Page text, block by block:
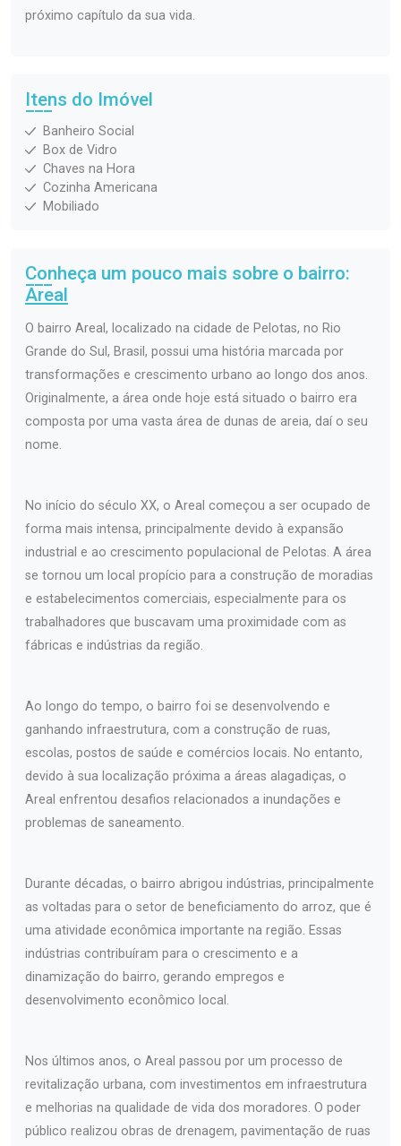
próximo capítulo da sua vida.
Itens do Imóvel
Banheiro Social
Box de Vidro
Chaves na Hora
Cozinha Americana
Mobiliado
Conheça um pouco mais sobre o bairro:
Areal
O bairro Areal, localizado na cidade de Pelotas, no Rio
Grande do Sul, Brasil, possui uma história marcada por
transformações e crescimento urbano ao longo dos anos.
Originalmente, a área onde hoje está situado o bairro era
composta por uma vasta área de dunas de areia, daí o seu
nome.
No início do século XX, o Areal começou a ser ocupado de
forma mais intensa, principalmente devido à expansão
industrial e ao crescimento populacional de Pelotas. A área
se tornou um local propício para a construção de moradias
e estabelecimentos comerciais, especialmente para os
trabalhadores que buscavam uma proximidade com as
fábricas e indústrias da região.
Ao longo do tempo, o bairro foi se desenvolvendo e
ganhando infraestrutura, com a construção de ruas,
escolas, postos de saúde e comércios locais. No entanto,
devido à sua localização próxima a áreas alagadiças, o
Areal enfrentou desafios relacionados a inundações e
problemas de saneamento.
Durante décadas, o bairro abrigou indústrias, principalmente
as voltadas para o setor de beneficiamento do arroz, que é
uma atividade econômica importante na região. Essas
indústrias contribuíram para o crescimento e a
dinamização do bairro, gerando empregos e
desenvolvimento econômico local.
Nos últimos anos, o Areal passou por um processo de
revitalização urbana, com investimentos em infraestrutura
e melhorias na qualidade de vida dos moradores. O poder
público realizou obras de drenagem, pavimentação de ruas